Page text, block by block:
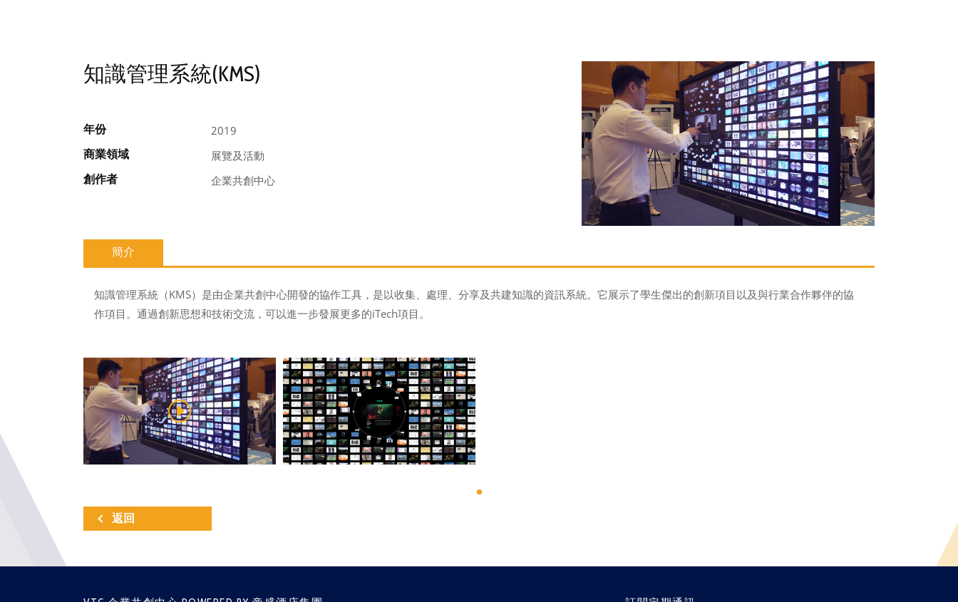
知識管理系統(KMS)
年份 2019
商業領域 展覽及活動
創作者 企業共創中心
簡介
知識管理系統（KMS）是由企業共創中心開發的協作工具，是以收集、處理、分享及共建知識的資訊系統。它展示了學生傑出的創新項目以及與行業合作夥伴的協
作項目。通過創新思想和技術交流，可以進一步發展更多的iTech項目。
返回